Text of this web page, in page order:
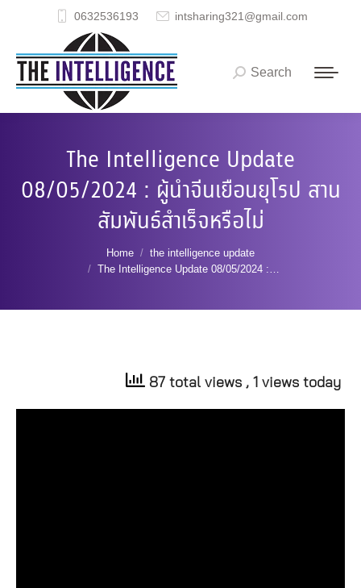
0632536193 intsharing321@gmail.com
Search:
Search
The Intelligence Update
08/05/2024 : ผู้นำจีนเยือนยุโรป สาน
สัมพันธ์สำเร็จหรือไม่
Home
the intelligence update
The Intelligence Update 08/05/2024 :…
87 total views , 1 views today